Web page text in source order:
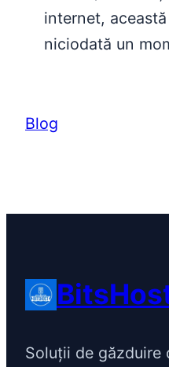
internet,
niciodată un
Blog
Soluții de găzduire